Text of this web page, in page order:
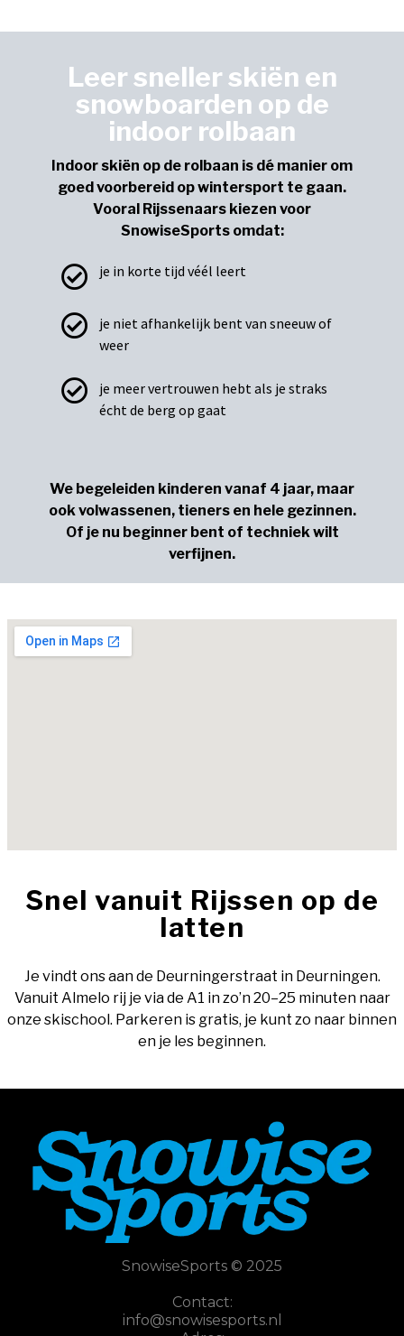
Leer sneller skiën en
snowboarden op de
indoor rolbaan
Indoor skiën op de rolbaan is dé manier om
goed voorbereid op wintersport te gaan.
Vooral Rijssenaars kiezen voor
SnowiseSports omdat:
je in korte tijd véél leert
je niet afhankelijk bent van sneeuw of
weer
je meer vertrouwen hebt als je straks
écht de berg op gaat
We begeleiden kinderen vanaf 4 jaar, maar
ook volwassenen, tieners en hele gezinnen.
Of je nu beginner bent of techniek wilt
verfijnen.
Snel vanuit Rijssen op de
latten
Je vindt ons aan de Deurningerstraat in Deurningen.
Vanuit Almelo rij je via de A1 in zo’n 20–25 minuten naar
onze skischool. Parkeren is gratis, je kunt zo naar binnen
en je les beginnen.
SnowiseSports © 2025
Contact:
info@snowisesports.n